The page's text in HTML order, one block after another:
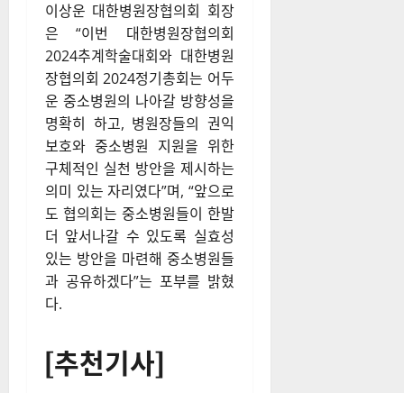
이상운 대한병원장협의회 회장
은 “이번 대한병원장협의회
2024추계학술대회와 대한병원
장협의회 2024정기총회는 어두
운 중소병원의 나아갈 방향성을
명확히 하고, 병원장들의 권익
보호와 중소병원 지원을 위한
구체적인 실천 방안을 제시하는
의미 있는 자리였다”며, “앞으로
도 협의회는 중소병원들이 한발
더 앞서나갈 수 있도록 실효성
있는 방안을 마련해 중소병원들
과 공유하겠다”는 포부를 밝혔
다.
[추천기사]